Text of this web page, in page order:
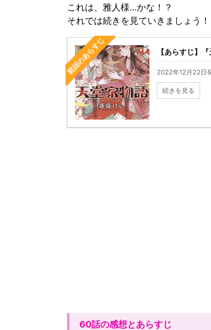
これは、雅人様…かな！？
それでは続きを見ていきましょう！
前回のあらすじ 【あらすじ】
2022年12月22日
続きを見る
60話の感想とあらすじ